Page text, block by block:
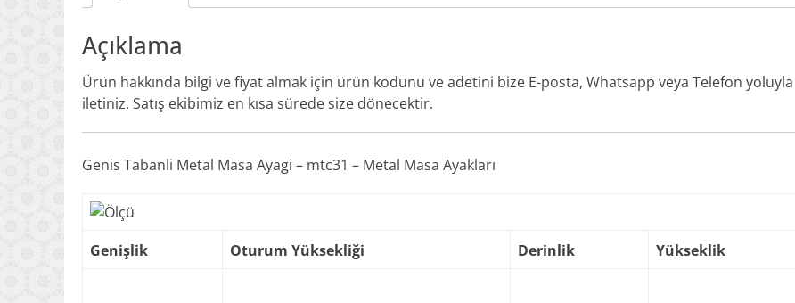
Açıklama
Ürün hakkında bilgi ve fiyat almak için ürün kodunu ve adetini bize E-posta, Whatsapp veya Telefon yoluyla
iletiniz. Satış ekibimiz en kısa sürede size dönecektir.
Genis Tabanli Metal Masa Ayagi – mtc31 – Metal Masa Ayakları
Genişlik Oturum Yüksekliği Derinlik Yükseklik